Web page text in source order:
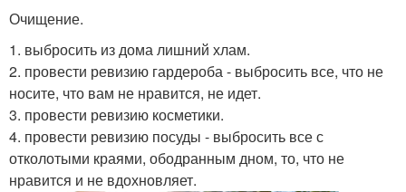
Очищение.
1. выбросить из дома лишний хлам.
2. провести ревизию гардероба - выбросить все, что не
носите, что вам не нравится, не идет.
3. провести ревизию косметики.
4. провести ревизию посуды - выбросить все с
отколотыми краями, ободранным дном, то, что не
нравится и не вдохновляет.